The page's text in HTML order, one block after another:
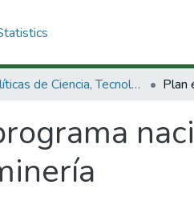
Políticas de Ciencia, Tecnología e Innovación